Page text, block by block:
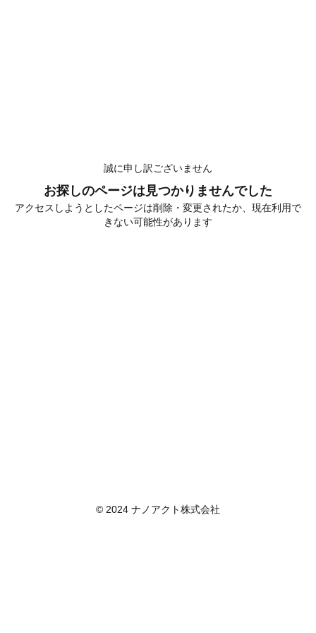
誠に申し訳ございません
お探しのページは見つかりませんでした
アクセスしようとしたページは削除・変更されたか、現在利用で
きない可能性があります
© 2024 ナノアクト株式会社